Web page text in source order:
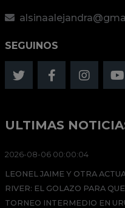
SEGUINOS
ULTIMAS
2026-08-06 00:00:04
LEONEL JAIME Y OTRA
RIVER: EL GOLAZO PARA
TORNEO INTERMEDIO EN